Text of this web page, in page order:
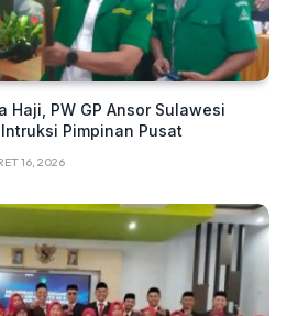
Haji, PW GP Ansor Sulawesi
Pimpinan Pusat
16, 2026